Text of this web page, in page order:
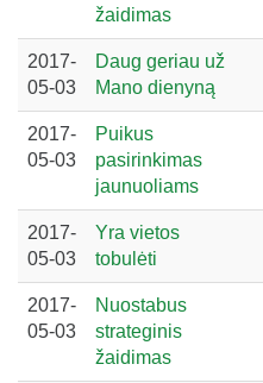
žaidimas
2017-
05-03
Daug geriau už
Mano dienyną
2017-
05-03
Puikus
pasirinkimas
jaunuoliams
2017-
05-03
Yra vietos
tobulėti
2017-
05-03
Nuostabus
strateginis
žaidimas